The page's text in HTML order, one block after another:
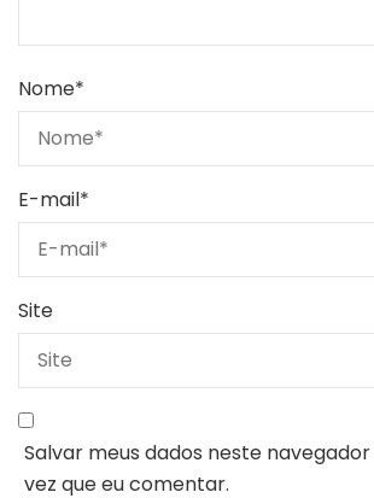
Nome*
E-mail*
Site
Salvar meus dados neste
vez que eu comentar.